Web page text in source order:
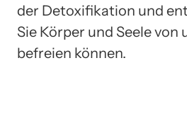
der Detoxifikation und
Sie Körper und Seele
befreien können.